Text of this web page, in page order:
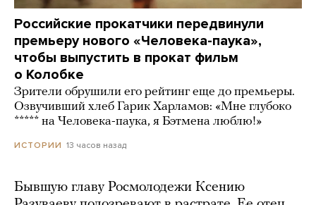
Российские прокатчики передвинули
премьеру нового «Человека-паука»,
чтобы выпустить в прокат фильм
о Колобке
Зрители обрушили его рейтинг еще до премьеры.
Озвучивший хлеб Гарик Харламов: «Мне глубоко
***** на Человека-паука, я Бэтмена люблю!»
ИСТОРИИ 13 часов назад
Бывшую главу Росмолодежи Ксению